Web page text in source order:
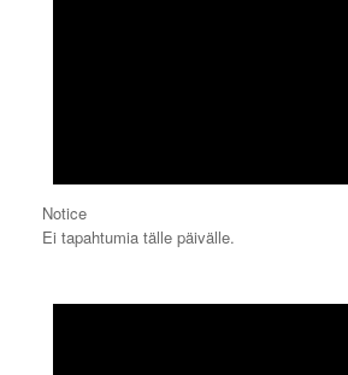
Notice
Ei tapahtumia tälle päivälle.